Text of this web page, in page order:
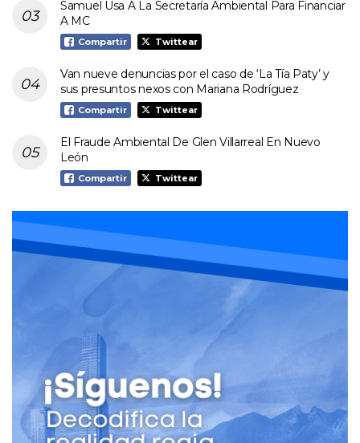
Samuel Usa A La Secretaría Ambiental Para Financiar
A MC
Compartir Twittear
Van nueve denuncias por el caso de ‘La Tía Paty’ y
sus presuntos nexos con Mariana Rodríguez
Compartir Twittear
El Fraude Ambiental De Glen Villarreal En Nuevo
León
Compartir Twittear